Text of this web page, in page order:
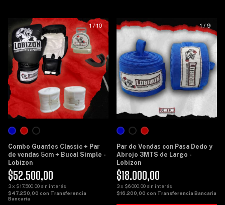
1/10
Combo Guantes Classic + Par
de vendas 5cm + Bucal Simple -
Lobizon
$52.500,00
3x $17.500,00 sin interés
$47.250,00 con Transferencia
Bancaria
1/9
Par de Vendas con Pasa Dedo y
Abrojo 3MTS de Largo -
Lobizon
$18.000,00
3x $6.000,00 sin interés
$16.200,00 con Transferencia Bancaria